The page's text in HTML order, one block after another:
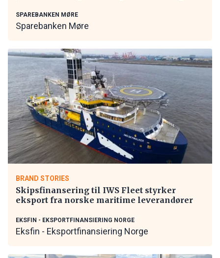
SPAREBANKEN MØRE
Sparebanken Møre
BRAND STORIES
Skipsfinansering til IWS Fleet styrker
eksport fra norske maritime leverandører
EKSFIN - EKSPORTFINANSIERING NORGE
Eksfin - Eksportfinansiering Norge